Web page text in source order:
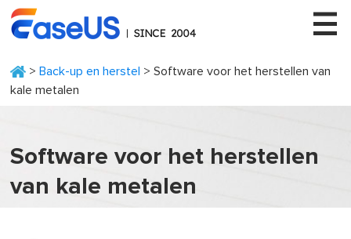
> Back-up en herstel > Software voor het herstellen van
kale metalen
Software voor het herstellen
van kale metalen